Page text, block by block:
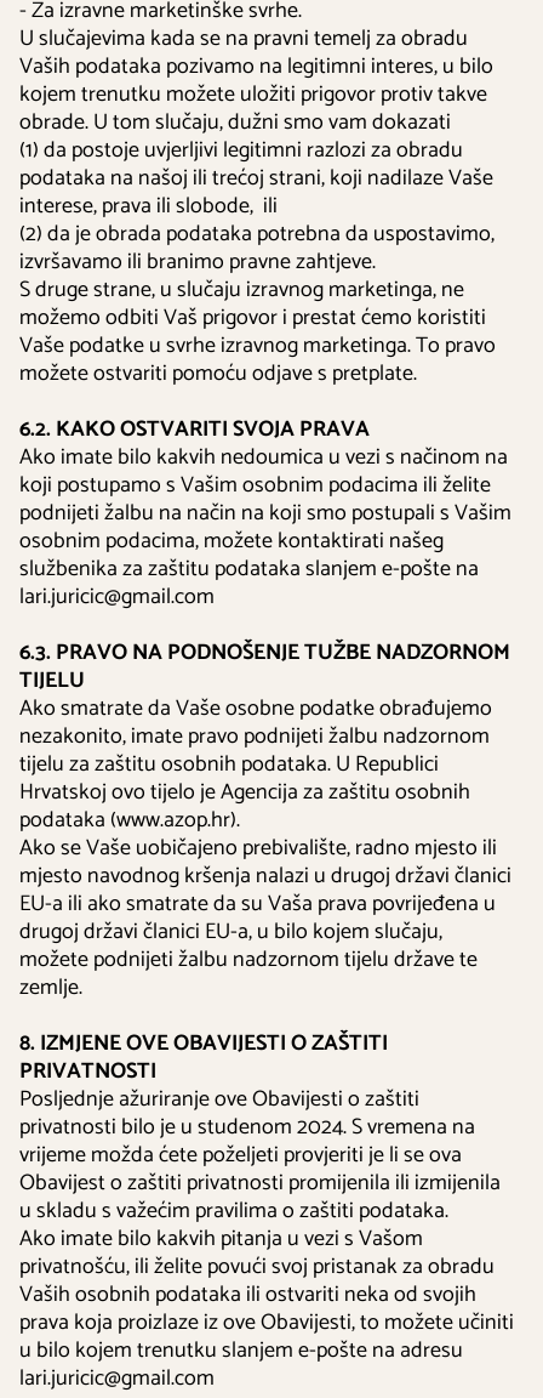
- Za izravne marketinške svrhe.
U slučajevima kada se na pravni temelj za obradu
Vaših podataka pozivamo na legitimni interes, u bilo
kojem trenutku možete uložiti prigovor protiv takve
obrade. U tom slučaju, dužni smo vam dokazati
(1) da postoje uvjerljivi legitimni razlozi za obradu
podataka na našoj ili trećoj strani, koji nadilaze Vaše
interese, prava ili slobode, ili
(2) da je obrada podataka potrebna da uspostavimo,
izvršavamo ili branimo pravne zahtjeve.
S druge strane, u slučaju izravnog marketinga, ne
možemo odbiti Vaš prigovor i prestat ćemo koristiti
Vaše podatke u svrhe izravnog marketinga. To pravo
možete ostvariti pomoću odjave s pretplate.
6.2. KAKO OSTVARITI SVOJA PRAVA
Ako imate bilo kakvih nedoumica u vezi s načinom na
koji postupamo s Vašim osobnim podacima ili želite
podnijeti žalbu na način na koji smo postupali s Vašim
osobnim podacima, možete kontaktirati našeg
službenika za zaštitu podataka slanjem e-pošte na
lari.juricic@gmail.com
6.3. PRAVO NA PODNOŠENJE TUŽBE NADZORNOM
TIJELU
Ako smatrate da Vaše osobne podatke obrađujemo
nezakonito, imate pravo podnijeti žalbu nadzornom
tijelu za zaštitu osobnih podataka. U Republici
Hrvatskoj ovo tijelo je Agencija za zaštitu osobnih
podataka (www.azop.hr).
Ako se Vaše uobičajeno prebivalište, radno mjesto ili
mjesto navodnog kršenja nalazi u drugoj državi članici
EU-a ili ako smatrate da su Vaša prava povrijeđena u
drugoj državi članici EU-a, u bilo kojem slučaju,
možete podnijeti žalbu nadzornom tijelu države te
zemlje.
8. IZMJENE OVE OBAVIJESTI O ZAŠTITI
PRIVATNOSTI
Posljednje ažuriranje ove Obavijesti o zaštiti
privatnosti bilo je u studenom 2024. S vremena na
vrijeme možda ćete poželjeti provjeriti je li se ova
Obavijest o zaštiti privatnosti promijenila ili izmijenila
u skladu s važećim pravilima o zaštiti podataka.
Ako imate bilo kakvih pitanja u vezi s Vašom
privatnošću, ili želite povući svoj pristanak za obradu
Vaših osobnih podataka ili ostvariti neka od svojih
prava koja proizlaze iz ove Obavijesti, to možete učiniti
u bilo kojem trenutku slanjem e-pošte na adresu
lari.juricic@gmail.com